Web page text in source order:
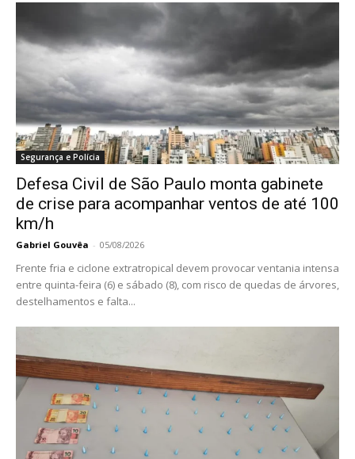
Segurança e Polícia
Defesa Civil de São Paulo monta gabinete
de crise para acompanhar ventos de até 100
km/h
Gabriel Gouvêa - 05/08/2026
Frente fria e ciclone extratropical devem provocar ventania intensa
entre quinta-feira (6) e sábado (8), com risco de quedas de árvores,
destelhamentos e falta...